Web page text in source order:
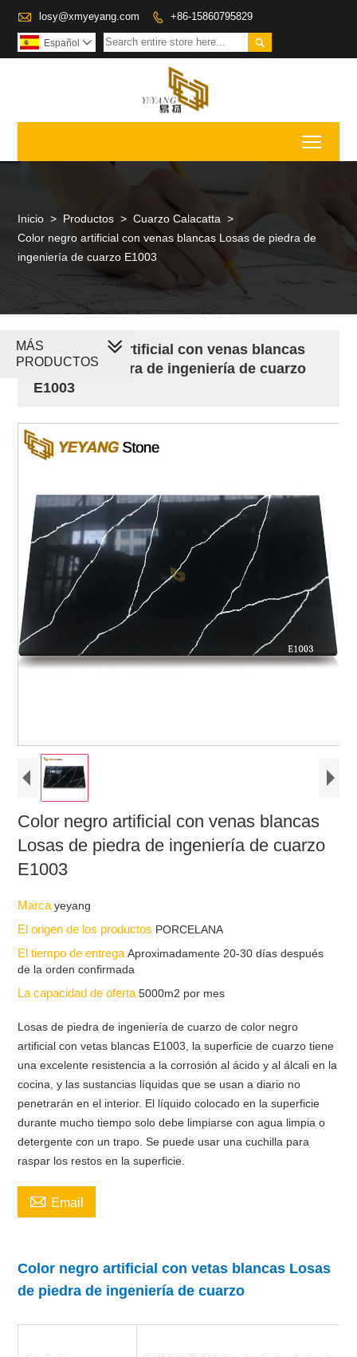
 losy@xmyeyang.com  +86-15860795829

Español 
Inicio > Productos > Cuarzo Calacatta >
Color negro artificial con venas blancas Losas de piedra de
ingeniería de cuarzo E1003
Color negro artificial con venas blancas
Losas de piedra de ingeniería de cuarzo
E1003
Color negro artificial con venas blancas
Losas de piedra de ingeniería de cuarzo
E1003
Marcayeyang
El origen de los productos PORCELANA
El tiempo de entregaAproximadamente 20-30 días después
de la orden confirmada
La capacidad de oferta5000m2 por mes
Losas de piedra de ingeniería de cuarzo de color negro
artificial con vetas blancas E1003, la superficie de cuarzo tiene
una excelente resistencia a la corrosión al ácido y al álcali en la
cocina, y las sustancias líquidas que se usan a diario no
penetrarán en el interior. El líquido colocado en la superficie
durante mucho tiempo solo debe limpiarse con agua limpia o
detergente con un trapo. Se puede usar una cuchilla para
raspar los restos en la superficie.
 Email
Color negro artificial con vetas blancas Losas
de piedra de ingeniería de cuarzo
MÁS
PRODUCTOS